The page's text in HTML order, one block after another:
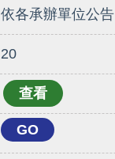
依各承辦單位公告
20
GO